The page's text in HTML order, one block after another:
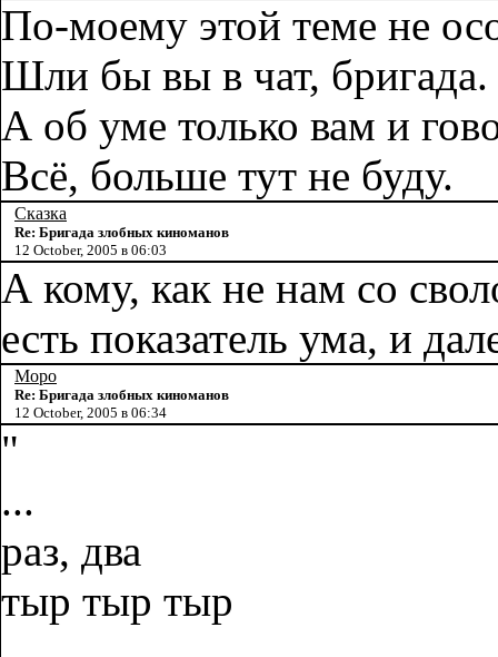
По-моему этой теме не
Шли бы вы в чат, бригада.
А об уме только вам и
Всё, больше тут не буду.
Сказка
Re: Бригада злобных киноманов
12 October, 2005 в 06:03
А кому, как не нам со
есть показатель ума, и
Моро
Re: Бригада злобных киноманов
12 October, 2005 в 06:34
"
...
раз, два
тыр тыр тыр